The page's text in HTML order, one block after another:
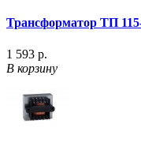
Трансформатор ТП
1 593 р.
В корзину